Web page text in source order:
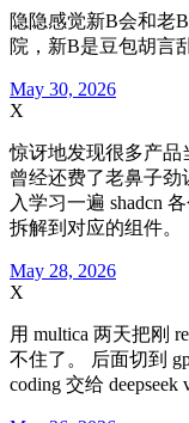
隐隐感觉新B会和老
院，新B是豆包胡言
May 30, 2026
X
惊讶地发现很多产品
曾经还费了老鼻子劲
入学习一遍 shadcn
拆解到对应的组件。
May 28, 2026
X
用 multica 两天把刚
不住了。 后面切到
coding 交给 deepseek